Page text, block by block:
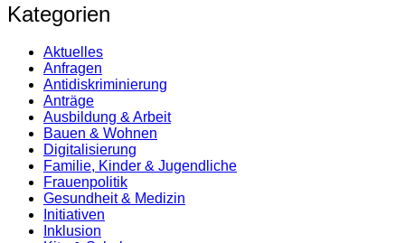
Kategorien
Aktuelles
Anfragen
Antidiskrimi­nierung
Anträge
Ausbildung & Arbeit
Bauen & Wohnen
Digitalisierung
Familie, Kinder & Jugendliche
Frauenpolitik
Gesundheit & Medizin
Initiativen
Inklusion